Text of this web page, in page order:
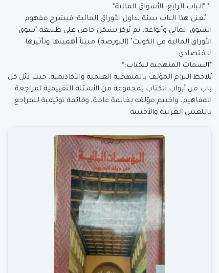
* *الباب الرابع: الأسواق المالية*
يُعنى هذا الباب ببيئة تداول الأوراق المالية؛ فيشرح مفهوم
السوق المالي وأنواعه، ثم يُركز بشكل خاص على طبيعة "سوق
الأوراق المالية في الكويت" (البورصة) مبيناً أهميتها وتأثيرها
الاقتصادي.
*السمات المنهجية للكتاب:*
يُلاحظ التزام المؤلف بالمنهجية العلمية والأكاديمية، حيث ذيّل كل
باب من أبواب الكتاب بمجموعة من الأسئلة التقييمية لمراجعة
المفاهيم، واختتم مؤلفه بخاتمة عامة، وقائمة توثيقية للمراجع
باللغتين العربية والأجنبية